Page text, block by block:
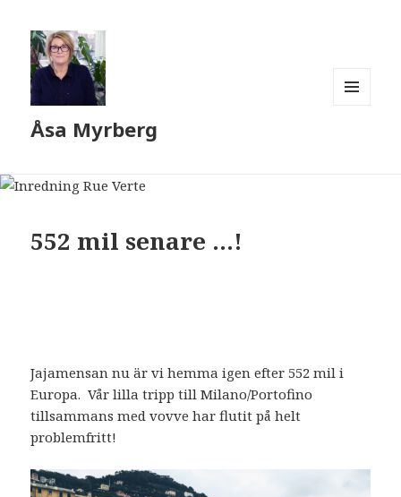
Åsa Myrberg
552 mil senare …!
Jajamensan nu är vi hemma igen efter 552 mil i
Europa. Vår lilla tripp till Milano/Portofino
tillsammans med vovve har flutit på helt
problemfritt!